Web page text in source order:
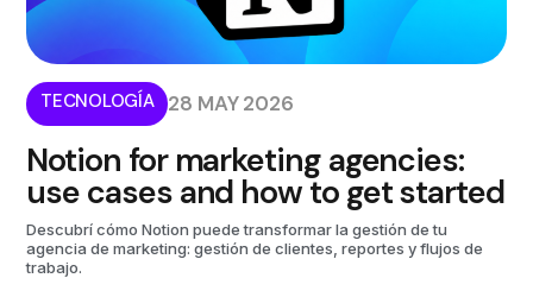
TECNOLOGÍA 28 MAY 2026
Notion for marketing agencies:
use cases and how to get started
Descubrí cómo Notion puede transformar la gestión de tu
agencia de marketing: gestión de clientes, reportes y flujos de
trabajo.